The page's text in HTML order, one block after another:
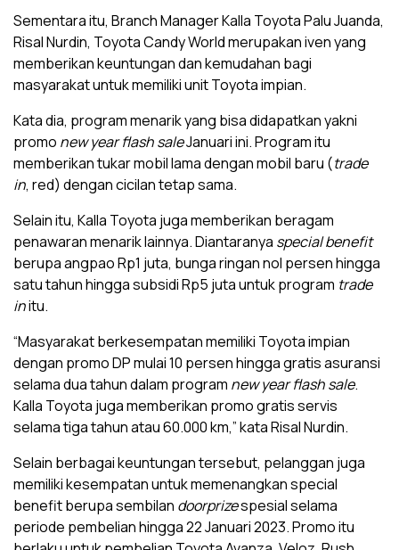
Sementara itu, Branch Manager Kalla Toyota Palu Juanda,
Risal Nurdin, Toyota Candy World merupakan iven yang
memberikan keuntungan dan kemudahan bagi
masyarakat untuk memiliki unit Toyota impian.
Kata dia, program menarik yang bisa didapatkan yakni
promo new year flash saleJanuari ini. Program itu
memberikan tukar mobil lama dengan mobil baru (trade
in, red) dengan cicilan tetap sama.
Selain itu, Kalla Toyota juga memberikan beragam
penawaran menarik lainnya. Diantaranya special benefit
berupa angpao Rp1 juta, bunga ringan nol persen hingga
satu tahun hingga subsidi Rp5 juta untuk program trade
initu.
“Masyarakat berkesempatan memiliki Toyota impian
dengan promo DP mulai 10 persen hingga gratis asuransi
selama dua tahun dalam program new year flash sale.
Kalla Toyota juga memberikan promo gratis servis
selama tiga tahun atau 60.000 km,” kata Risal Nurdin.
Selain berbagai keuntungan tersebut, pelanggan juga
memiliki kesempatan untuk memenangkan special
benefit berupa sembilan doorprizespesial selama
periode pembelian hingga 22 Januari 2023. Promo itu